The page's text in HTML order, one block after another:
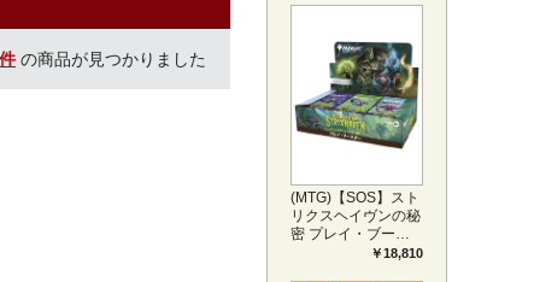
の商品が見つかりました
(MTG)【SOS】スト
リクスヘイヴンの秘
密 プレイ・ブース
ター1BOX日本語版
￥18,810